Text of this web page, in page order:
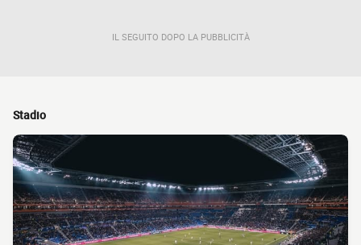
IL SEGUITO DOPO LA PUBBLICITÀ
Stadio